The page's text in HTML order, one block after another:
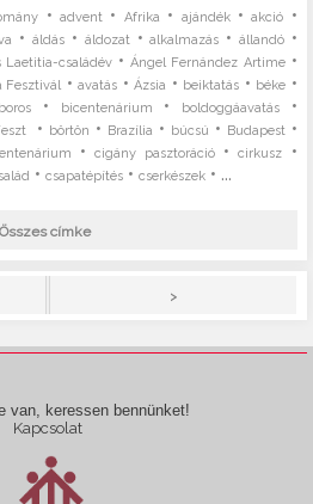
•advent • Afrika • ajándék•akció •
•áldás • áldozat•alkalmazás • állandó•
Laetitia-családév •Ángel Fernández Artime•
Fesztivál •avatás •Ázsia • beiktatás • béke •
• bicentenárium • boldoggáavatás•
• börtön • Brazília • búcsú • Budapest•
•cigány pasztoráció•cirkusz •
•csapatépítés •cserkészek • ...
Összes címke
>
van, keressen bennünket!
Kapcsolat